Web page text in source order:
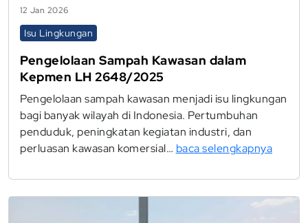
12 Jan 2026
Isu Lingkungan
Pengelolaan Sampah Kawasan dalam
Kepmen LH 2648/2025
Pengelolaan sampah kawasan menjadi isu lingkungan
bagi banyak wilayah di Indonesia. Pertumbuhan
penduduk, peningkatan kegiatan industri, dan
perluasan kawasan komersial… baca selengkapnya